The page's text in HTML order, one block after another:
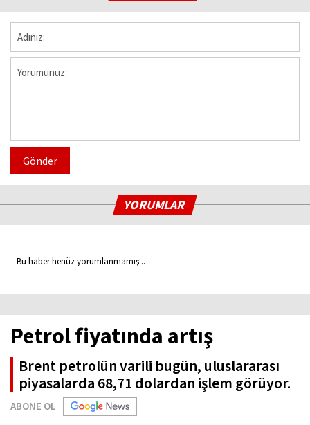
Gönder
YORUMLAR
Bu haber henüz yorumlanmamış...
Petrol fiyatında artış
Brent petrolün varili bugün, uluslararası
piyasalarda 68,71 dolardan işlem görüyor.
ABONE OL